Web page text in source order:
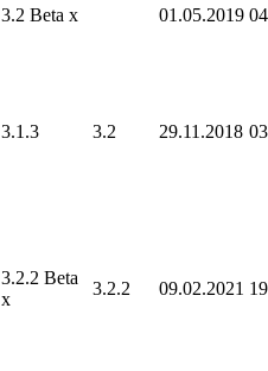
3.2 Beta x 01.05.2019
3.1.3 3.2 29.11.2018
3.2.2 Beta
x
3.2.2 09.02.2021